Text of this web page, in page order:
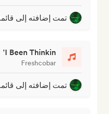
تمت إضافته إلى
I Been Thinkin'
Freshcobar
تمت إضافته إلى